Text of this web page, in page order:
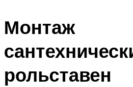
Монтаж
рольставен